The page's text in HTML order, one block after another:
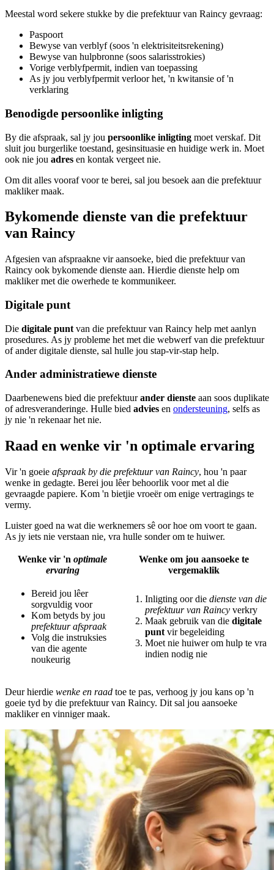
Meestal word sekere stukke by die prefektuur van Raincy gevraag:
Paspoort
Bewyse van verblyf (soos 'n elektrisiteitsrekening)
Bewyse van hulpbronne (soos salarisstrokies)
Vorige verblyfpermit, indien van toepassing
As jy jou verblyfpermit verloor het, 'n kwitansie of 'n
verklaring
Benodigde persoonlike inligting
By die afspraak, sal jy jou persoonlike inligting moet verskaf. Dit
sluit jou burgerlike toestand, gesinsituasie en huidige werk in. Moet
ook nie jou adres en kontak vergeet nie.
Om dit alles vooraf voor te berei, sal jou besoek aan die prefektuur
makliker maak.
Bykomende dienste van die prefektuur
van Raincy
Afgesien van afspraakne vir aansoeke, bied die prefektuur van
Raincy ook bykomende dienste aan. Hierdie dienste help om
makliker met die owerhede te kommunikeer.
Digitale punt
Die digitale punt van die prefektuur van Raincy help met aanlyn
prosedures. As jy probleme het met die webwerf van die prefektuur
of ander digitale dienste, sal hulle jou stap-vir-stap help.
Ander administratiewe dienste
Daarbenewens bied die prefektuurander dienste aan soos duplikate
of adresveranderinge. Hulle bied advies en ondersteuning, selfs as
jy nie 'n rekenaar het nie.
Raad en wenke vir 'n optimale ervaring
Vir 'n goeie afspraak by die prefektuur van Raincy, hou 'n paar
wenke in gedagte. Berei jou lêer behoorlik voor met al die
gevraagde papiere. Kom 'n bietjie vroeër om enige vertragings te
vermy.
Luister goed na wat die werknemers sê oor hoe om voort te gaan.
As jy iets nie verstaan nie, vra hulle sonder om te huiwer.
Wenke vir 'n optimale
ervaring
Wenke om jou aansoeke te
vergemaklik
Bereid jou lêer
sorgvuldig voor
Kom betyds by jou
prefektuur afspraak
Volg die instruksies
van die agente
noukeurig
Inligting oor die dienste van die
prefektuur van Raincy verkry
Maak gebruik van die digitale
punt vir begeleiding
Moet nie huiwer om hulp te vra
indien nodig nie
Deur hierdie wenke en raad toe te pas, verhoog jy jou kans op 'n
goeie tyd by die prefektuur van Raincy. Dit sal jou aansoeke
makliker en vinniger maak.